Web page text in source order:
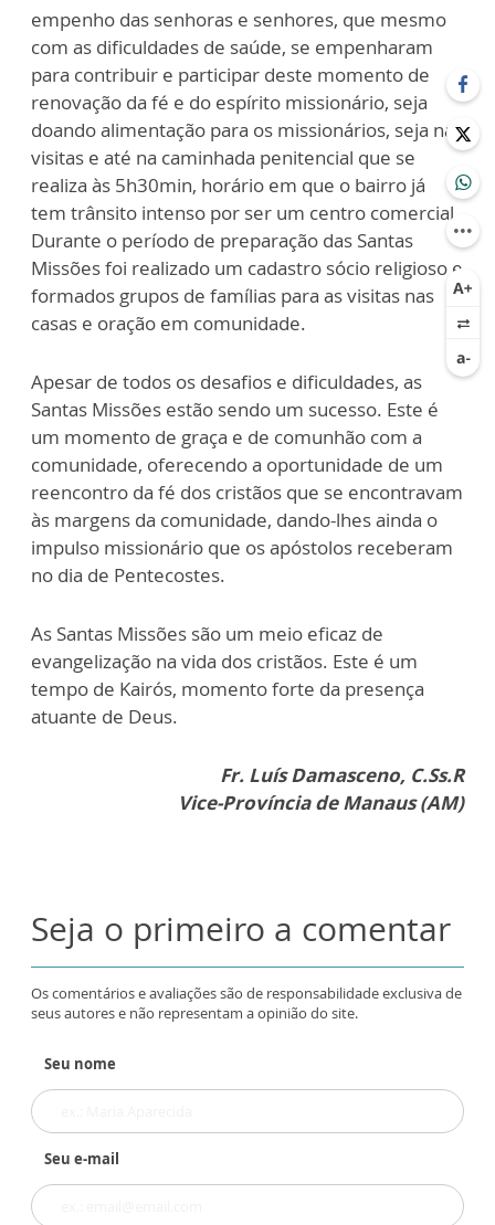
empenho das senhoras e senhores, que mesmo
com as dificuldades de saúde, se empenharam
para contribuir e participar deste momento de
renovação da fé e do espírito missionário, seja
doando alimentação para os missionários, seja nas
visitas e até na caminhada penitencial que se
realiza às 5h30min, horário em que o bairro já
tem trânsito intenso por ser um centro comercial.
Durante o período de preparação das Santas
Missões foi realizado um cadastro sócio religioso e
formados grupos de famílias para as visitas nas
casas e oração em comunidade.
Apesar de todos os desafios e dificuldades, as
Santas Missões estão sendo um sucesso. Este é
um momento de graça e de comunhão com a
comunidade, oferecendo a oportunidade de um
reencontro da fé dos cristãos que se encontravam
às margens da comunidade, dando-lhes ainda o
impulso missionário que os apóstolos receberam
no dia de Pentecostes.
As Santas Missões são um meio eficaz de
evangelização na vida dos cristãos. Este é um
tempo de Kairós, momento forte da presença
atuante de Deus.
Fr. Luís Damasceno, C.Ss.R
Vice-Província de Manaus (AM)
Seja o primeiro a comentar
Os comentários e avaliações são de responsabilidade exclusiva de
seus autores e não representam a opinião do site.
Seu nome
Seu e-mail